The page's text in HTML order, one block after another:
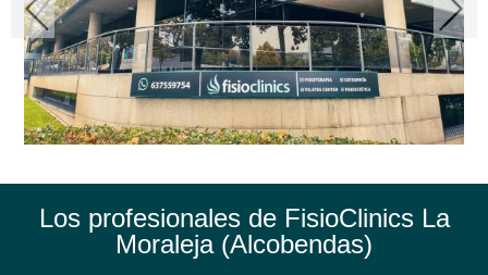
Los profesionales de FisioClinics La
Moraleja (Alcobendas)